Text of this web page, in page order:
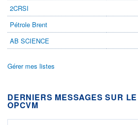
2CRSI
Pétrole Brent
AB SCIENCE
Gérer mes listes
DERNIERS MESSAGES SUR
OPCVM